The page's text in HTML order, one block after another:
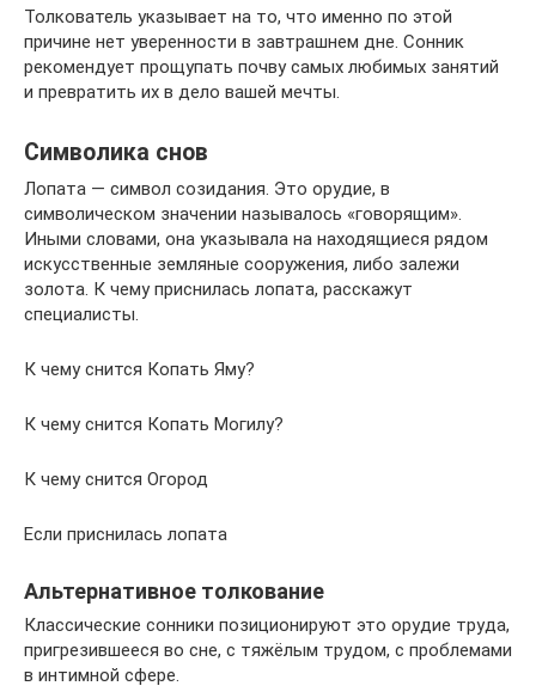
Толкователь указывает на то, что именно по этой
причине нет уверенности в завтрашнем дне. Сонник
рекомендует прощупать почву самых любимых занятий
и превратить их в дело вашей мечты.
Символика снов
Лопата — символ созидания. Это орудие, в
символическом значении называлось «говорящим».
Иными словами, она указывала на находящиеся рядом
искусственные земляные сооружения, либо залежи
золота. К чему приснилась лопата, расскажут
специалисты.
К чему снится Копать Яму?
К чему снится Копать Могилу?
К чему снится Огород
Если приснилась лопата
Альтернативное толкование
Классические сонники позиционируют это орудие труда,
пригрезившееся во сне, с тяжёлым трудом, с проблемами
в интимной сфере.